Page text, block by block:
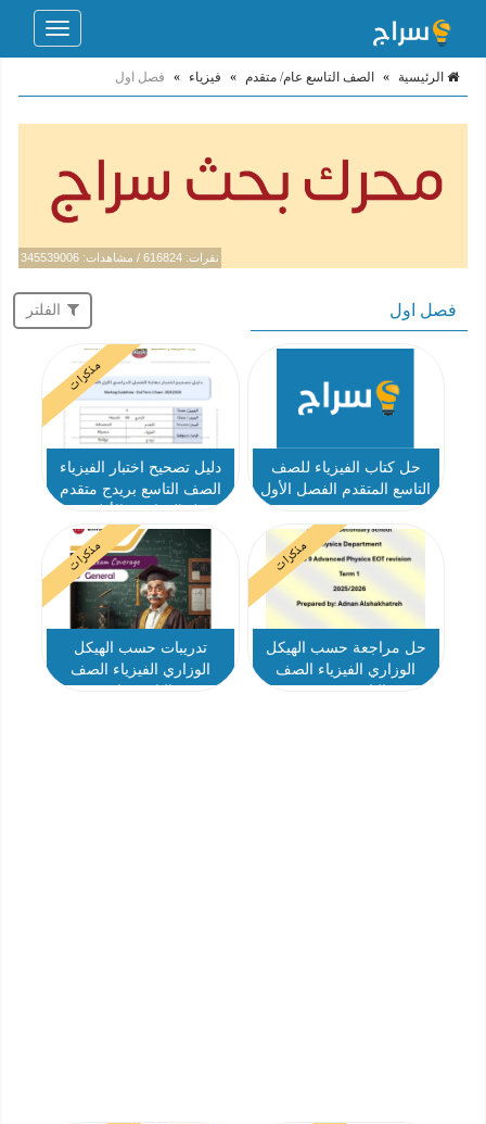
Toggle
الرئيسية » الصف التاسع عام/ متقدم » فيزياء » فصل اول
نقرات: 616824 / مشاهدات: 345539006
فصل اول الفلتر
حل كتاب الفيزياء للصف
التاسع المتقدم الفصل الأول
مذكرات
دليل تصحيح اختبار الفيزياء
الصف التاسع بريدج متقدم
2026
مذكرات
حل مراجعة حسب الهيكل
الوزاري الفيزياء الصف
مذكرات
تدريبات حسب الهيكل
الوزاري الفيزياء الصف